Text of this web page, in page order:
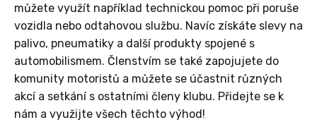
můžete využít například technickou pomoc při poruše
vozidla nebo odtahovou službu. Navíc získáte slevy na
palivo, pneumatiky a další produkty spojené s
automobilismem. Členstvím se také zapojujete do
komunity motoristů a můžete se účastnit různých
akcí a setkání s ostatními členy klubu. Přidejte se k
nám a využijte všech těchto výhod!